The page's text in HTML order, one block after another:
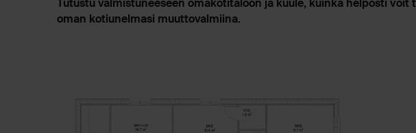
Tutustu valmistuneeseen omakotitaloon ja kuule, kuinka helposti voit
oman kotiunelmasi muuttovalmiina.